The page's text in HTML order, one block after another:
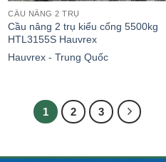
CẦU NÂNG 2 TRỤ
Cầu nâng 2 trụ kiểu cổng 5500kg
HTL3155S Hauvrex
Hauvrex - Trung Quốc
1 2 3